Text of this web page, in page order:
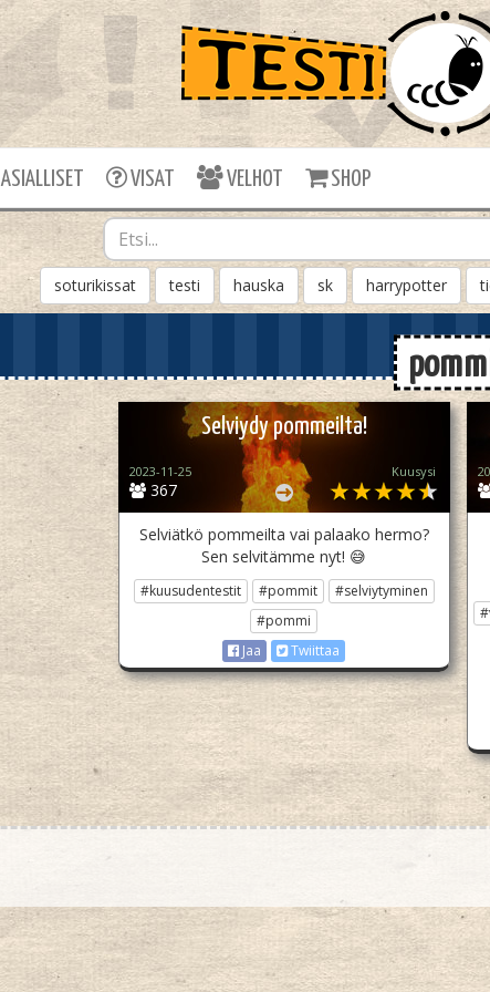
ASIALLISET VISAT VELHOT SHOP
soturikissat testi hauska sk harrypotter
Selviydy pommeilta!
367
2023-11-25 Kuusysi
Selviätkö pommeilta vai palaako hermo?
Sen selvitämme nyt! 😅
#kuusudentestit #pommit
#selviytyminen
#pommi
Jaa
Twiittaa